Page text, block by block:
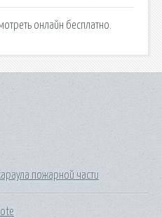
онлайн бесплатно.
пожарной части